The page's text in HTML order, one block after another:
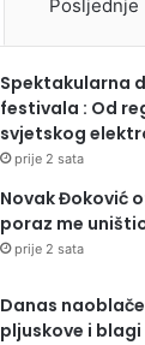
Posljednje
Spektakularna
festivala : Od
svjetskog
prije 2 sata
Novak Đoković
poraz me
prije 2 sata
Danas
pljuskove i